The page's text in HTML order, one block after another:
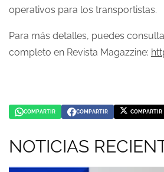
operativos para los transportistas.
Para más detalles, puedes
completo en Revista Magazzine:
COMPARTIR
COMPARTIR
COMPARTIR
COMPARTIR
COMPARTIR
COMPARTIR
NOTICIAS